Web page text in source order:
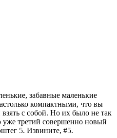
забавные маленькие
компактными, что вы
с собой. Но их было не так
уже третий совершенно новый
5. Извините, #5.